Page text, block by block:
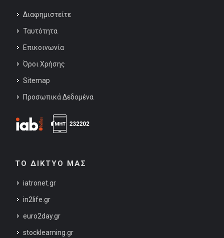
Διαφημιστείτε
Ταυτότητα
Επικοινωνία
Όροι Χρήσης
Sitemap
Προσωπικά Δεδομένα
ΤΟ ΔΙΚΤΥΟ ΜΑΣ
iatronet.gr
in2life.gr
euro2day.gr
stocklearning.gr